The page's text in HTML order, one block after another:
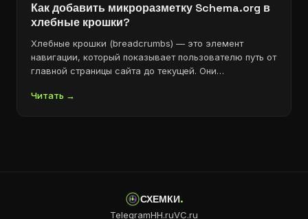
Как добавить микроразметку Schema.org в
хлебные крошки?
Хлебные крошки (breadcrumbs) — это элемент
навигации, который показывает пользователю путь от
главной страницы сайта до текущей. Они…
Читать →
СХЕМКИ.
TelegramHH.ruVC.ru